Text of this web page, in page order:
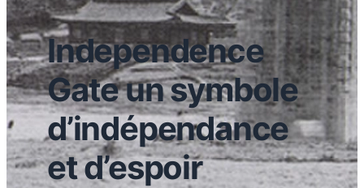
Independence
Gate un symbole
d’indépendance
et d’espoir